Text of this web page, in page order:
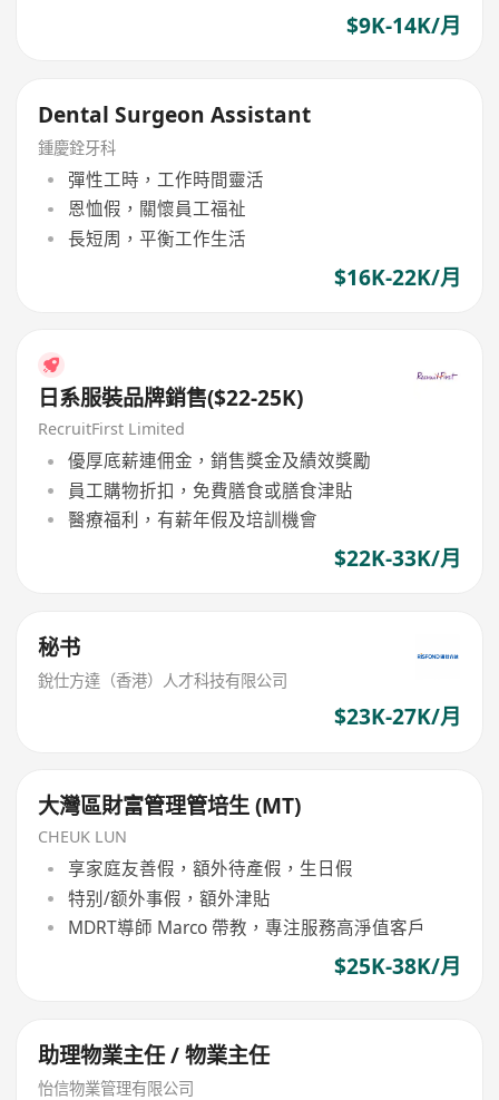
$9K-14K/月
Dental Surgeon Assistant
鍾慶銓牙科
彈性工時，工作時間靈活
恩恤假，關懷員工福祉
長短周，平衡工作生活
$16K-22K/月
日系服裝品牌銷售($22-25K)
RecruitFirst Limited
優厚底薪連佣金，銷售獎金及績效獎勵
員工購物折扣，免費膳食或膳食津貼
醫療福利，有薪年假及培訓機會
$22K-33K/月
秘书
銳仕方達（香港）人才科技有限公司
$23K-27K/月
大灣區財富管理管培生 (MT)
CHEUK LUN
享家庭友善假，額外待產假，生日假
特别/额外事假，額外津貼
MDRT導師 Marco 帶教，專注服務高淨值客戶
$25K-38K/月
助理物業主任 / 物業主任
怡信物業管理有限公司